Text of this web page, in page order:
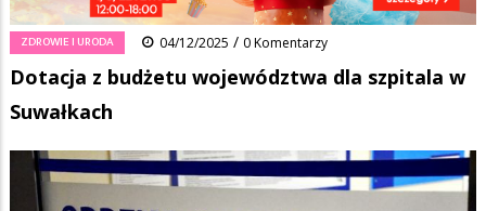
ZDROWIE I URODA 04/12/2025 / 0 Komentarzy
Dotacja z budżetu województwa dla szpitala w
Suwałkach